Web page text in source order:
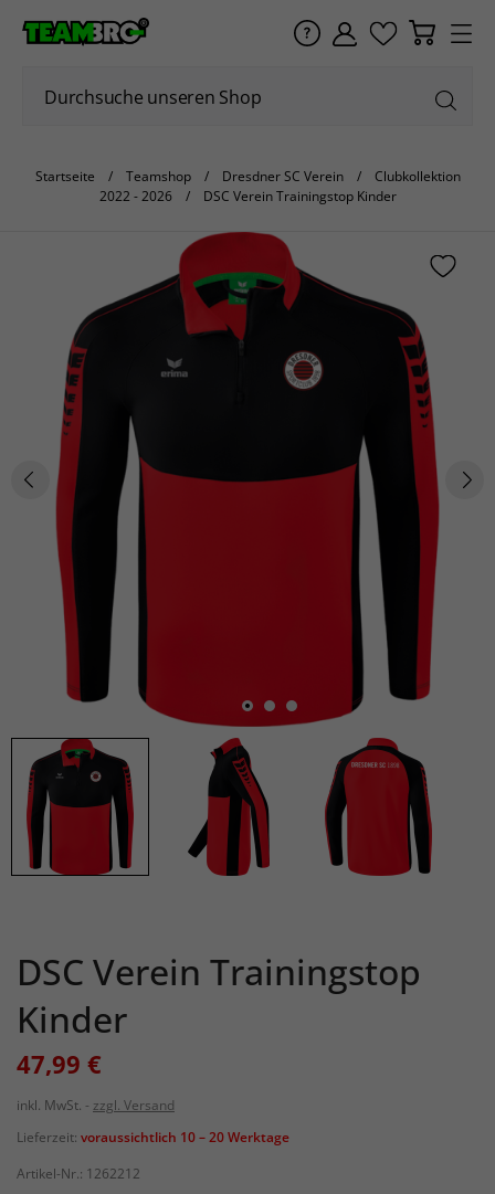
Startseite Teamshop Dresdner SC Verein
Clubkollektion
2022 - 2026
DSC Verein Trainingstop Kinder
DSC Verein Trainingstop
Kinder
47,99 €
inkl. MwSt.
zzgl. Versand
Lieferzeit: voraussichtlich 10 – 20 Werktage
Artikel-Nr.: 1262212